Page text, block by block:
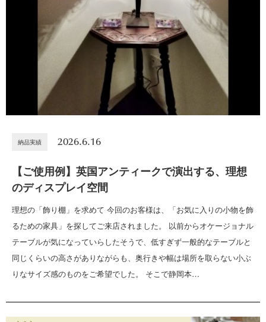
納品実績 2026.6.16
【ご使用例】英国アンティークで演出する、理想
のディスプレイ空間
理想の「飾り棚」を求めて 今回のお客様は、「お気に入りの小物を飾
るための家具」を探してご来店されました。 以前からオケージョナル
テーブルが気になっていらしたそうで、低すぎず一般的なテーブルと
同じくらいの高さがありながらも、奥行きや幅は場所を取らない小ぶ
りなサイズ感のものをご希望でした。 そこで静岡本…